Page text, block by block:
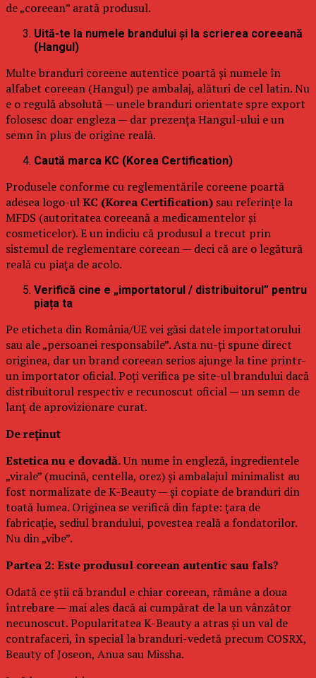
de „coreean” arată produsul.
Uită-te la numele brandului și la scrierea coreeană
(Hangul)
Multe branduri coreene autentice poartă și numele în
alfabet coreean (Hangul) pe ambalaj, alături de cel latin. Nu
e o regulă absolută — unele branduri orientate spre export
folosesc doar engleza — dar prezența Hangul-ului e un
semn în plus de origine reală.
Caută marca KC (Korea Certification)
Produsele conforme cu reglementările coreene poartă
adesea logo-ulKC (Korea Certification) sau referințe la
MFDS (autoritatea coreeană a medicamentelor și
cosmeticelor). E un indiciu că produsul a trecut prin
sistemul de reglementare coreean — deci că are o legătură
reală cu piața de acolo.
Verifică cine e „importatorul / distribuitorul” pentru
piața ta
Pe eticheta din România/UE vei găsi datele importatorului
sau ale „persoanei responsabile”. Asta nu-ți spune direct
originea, dar un brand coreean serios ajunge la tine printr-
un importator oficial. Poți verifica pe site-ul brandului dacă
distribuitorul respectiv e recunoscut oficial — un semn de
lanț de aprovizionare curat.
De reținut
Estetica nu e dovadă.Un nume în engleză, ingredientele
„virale” (mucină, centella, orez) și ambalajul minimalist au
fost normalizate de K-Beauty — și copiate de branduri din
toată lumea. Originea se verifică din fapte: țara de
fabricație, sediul brandului, povestea reală a fondatorilor.
Nu din „vibe”.
Partea 2: Este produsul coreean autentic sau fals?
Odată ce știi că brandul e chiar coreean, rămâne a doua
întrebare — mai ales dacă ai cumpărat de la un vânzător
necunoscut. Popularitatea K-Beauty a atras și un val de
contrafaceri, în special la branduri-vedetă precum COSRX,
Beauty of Joseon, Anua sau Missha.